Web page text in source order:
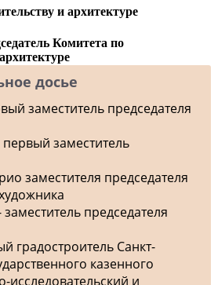
и архитектуре
Комитета по
досье
заместитель председателя
первый заместитель
заместителя председателя
заместитель председателя
градостроитель Санкт-
казенного
и